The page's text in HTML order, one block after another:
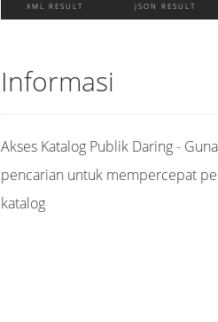
XML RESULT JSON RESULT
Informasi
Akses Katalog Publik Daring -
pencarian untuk mempercepat
katalog